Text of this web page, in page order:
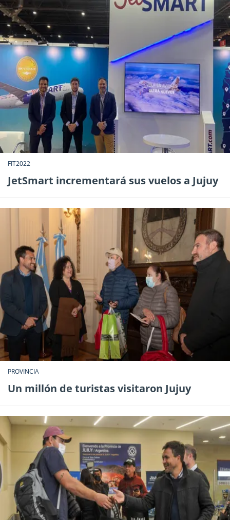
FIT2022
JetSmart incrementará sus vuelos a Jujuy
PROVINCIA
Un millón de turistas visitaron Jujuy